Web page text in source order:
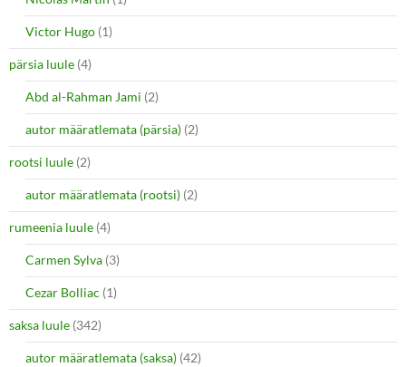
Victor Hugo (1)
pärsia luule (4)
Abd al-Rahman Jami (2)
autor määratlemata (pärsia) (2)
rootsi luule (2)
autor määratlemata (rootsi) (2)
rumeenia luule (4)
Carmen Sylva (3)
Cezar Bolliac (1)
saksa luule (342)
autor määratlemata (saksa) (42)